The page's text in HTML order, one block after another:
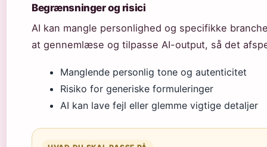
Begrænsninger og risici
AI kan mangle personlighed og specifikke
at gennemlæse og tilpasse AI-output, så det
Manglende personlig tone og autenticitet
Risiko for generiske formuleringer
AI kan lave fejl eller glemme vigtige detaljer